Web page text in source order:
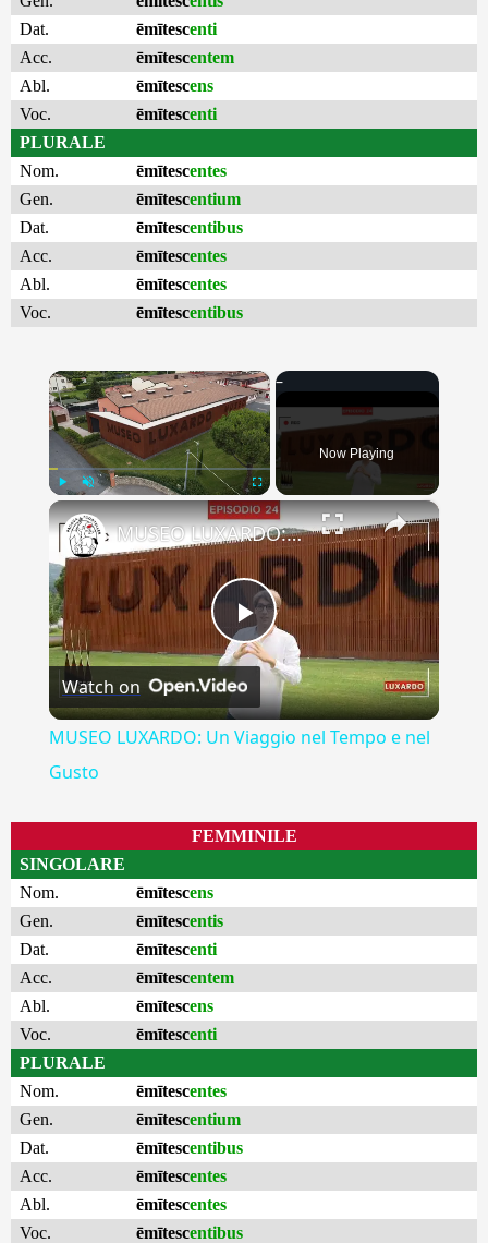
Dat.
ēmītescenti
Acc.
ēmītescentem
Abl.
ēmītescens
Voc.
ēmītescenti
PLURALE
Nom.
ēmītescentes
Gen.
ēmītescentium
Dat.
ēmītescentibus
Acc.
ēmītescentes
Abl.
ēmītescentes
Voc.
ēmītescentibus
×
Fullscreen
Now Playing
×
Play
Video
MUSEO LUXARDO: Un Viaggio nel Tempo e nel Gusto
Watch on
MUSEO LUXARDO: Un Viaggio nel Tempo e nel
Gusto
FEMMINILE
SINGOLARE
Nom.
ēmītescens
Gen.
ēmītescentis
Dat.
ēmītescenti
Acc.
ēmītescentem
Abl.
ēmītescens
Voc.
ēmītescenti
PLURALE
Nom.
ēmītescentes
Gen.
ēmītescentium
Dat.
ēmītescentibus
Acc.
ēmītescentes
Abl.
ēmītescentes
Voc.
ēmītescentibus